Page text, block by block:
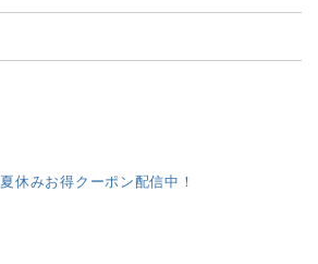
夏休みお得クーポン配信中！